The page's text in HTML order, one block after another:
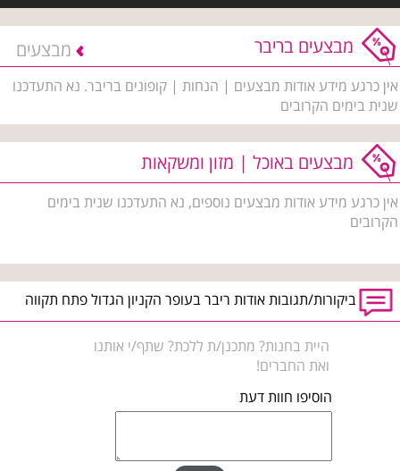
מבצעים בריבר מבצעים
אין כרגע מידע אודות מבצעים | הנחות | קופונים בריבר. נא התעדכנו
שנית בימים הקרובים
מבצעים באוכל | מזון ומשקאות
אין כרגע מידע אודות מבצעים נוספים, נא התעדכנו שנית בימים
הקרובים
ביקורות/תגובות אודות ריבר בעופר הקניון הגדול פתח תקווה
היית בחנות? מתכנן/ת ללכת? שתף/י אותנו
ואת החברים!
הוסיפו חוות דעת